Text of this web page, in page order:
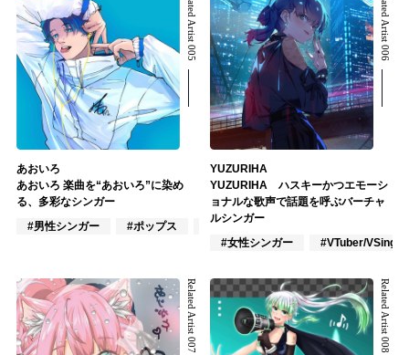
Related Artist 005
あおいろ
あおいろ 楽曲を“あおいろ”に染め
る、多彩なシンガー
#男性シンガー
#ポップス #R&B/ソウル
Related Artist 006
YUZURIHA
YUZURIHA ハスキーかつエモーシ
ョナルな歌声で話題を呼ぶバーチャ
ルシンガー
#女性シンガー
#VTuber/VSinger
Related Artist 007 Related Artist 008